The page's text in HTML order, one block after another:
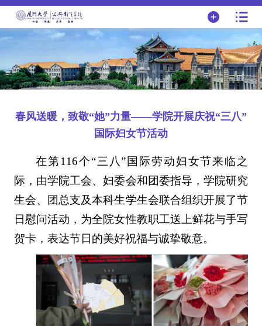
春风送暖，致敬“她”力量——学院开展庆祝“三八”
国际妇女节活动
在第116个“三八”国际劳动妇女节来临之
际，由学院工会、妇委会和团委指导，学院研究
生会、团总支及本科生学生会联合组织开展了节
日慰问活动，为全院女性教职工送上鲜花与手写
贺卡，表达节日的美好祝福与诚挚敬意。